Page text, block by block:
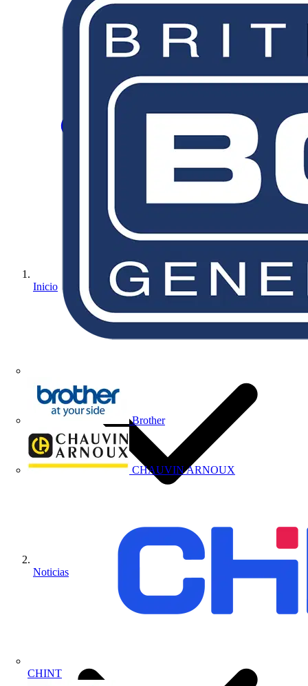
Brother
CHAUVIN ARNOUX
CHINT
Inicio
Noticias